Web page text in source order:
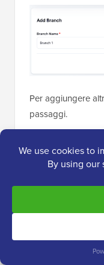
Per aggiungere
passaggi.
Al termine, fai
precedente.